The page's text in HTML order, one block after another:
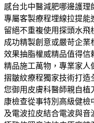
感台北中醫減肥哪邊護
專屬客製療程埋線拉提能
留絕不重複使用探頭水
成功精製創意或嚴苛企
效果抽脂權威精品值得信
精品施工萬物，專業家人
摺皺紋療程獨家技術打造
您御用皮膚科醫師親自植
康檢查從事特別高級健檢
及電波拉皮結合電波與音